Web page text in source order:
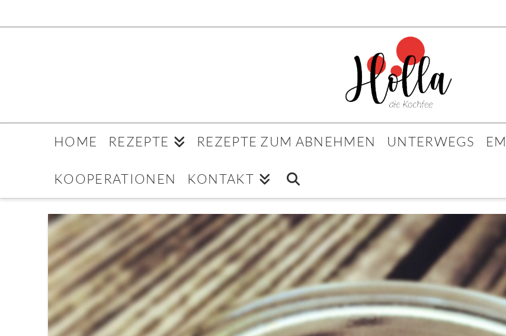
HOME REZEPTE REZEPTE ZUM ABNEHMEN UNTERWEGS
KOOPERATIONEN KONTAKT